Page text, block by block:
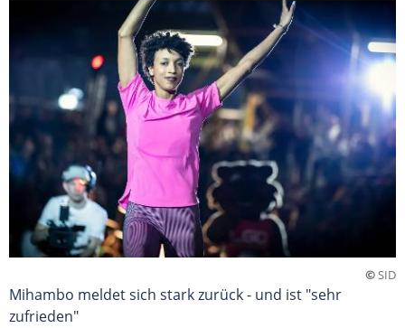
©SID
Mihambo meldet sich stark zurück - und ist "sehr
zufrieden"